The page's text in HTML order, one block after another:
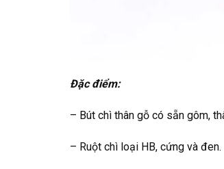
Đặc điểm:
– Bút chì thân gỗ có sẵn gôm,
– Ruột chì loại HB, cứng và